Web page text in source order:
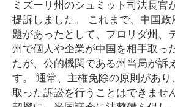
ミズーリ州のシュミット司法長官
提訴しました。 これまで、中国
題があったとして、フロリダ州、
州で個人や企業が中国を相手取っ
たが、公的機関である州当局が訴
す。 通常、主権免除の原則があ
取った訴訟を行うことはできませ